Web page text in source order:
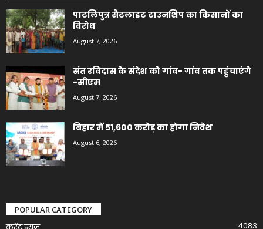
पाटलिपुत्र सैटलाइट टाउनशिप का किसानों का
विरोध
August 7, 2026
संत रविदास के संदेश को गांव- गांव तक पहुंचाएंगे
-सीएम
August 7, 2026
बिहार में 51,600 करोड़ का होगा निवेश
August 6, 2026
POPULAR CATEGORY
4083